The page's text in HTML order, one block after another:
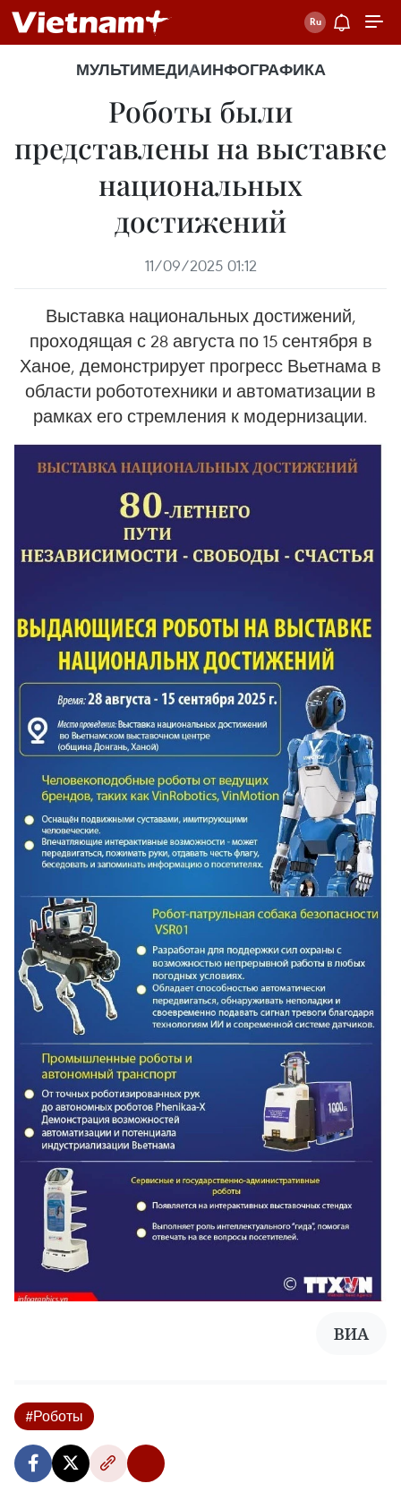
МУЛЬТИМЕДИАИНФОГРАФИКА
Роботы были
представлены на выставке
национальных
достижений
11/09/2025 01:12
Выставка национальных достижений,
проходящая с 28 августа по 15 сентября в
Ханое, демонстрирует прогресс Вьетнама в
области робототехники и автоматизации в
рамках его стремления к модернизации.
ВИА
#Роботы